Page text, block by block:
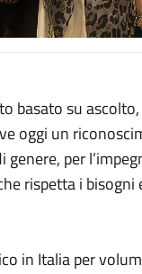
basato su
oggi un
per
rispetta i
in Italia per